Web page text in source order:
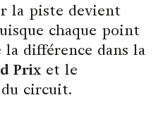
la piste devient
chaque point
différence dans la
Prixet le
circuit.